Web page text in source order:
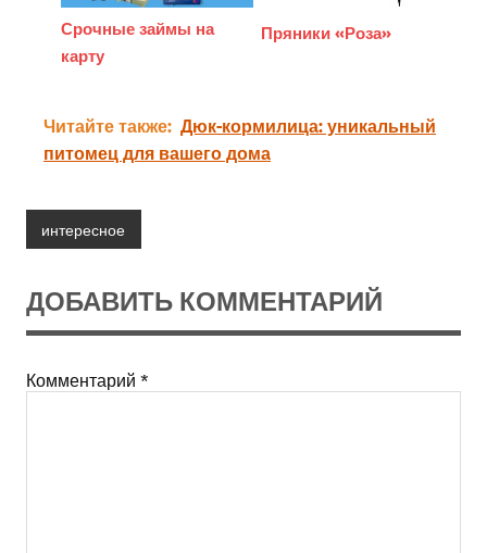
Срочные займы на
карту
Пряники «Роза»
Читайте также: Дюк-кормилица: уникальный
питомец для вашего дома
интересное
ДОБАВИТЬ КОММЕНТАРИЙ
Комментарий *